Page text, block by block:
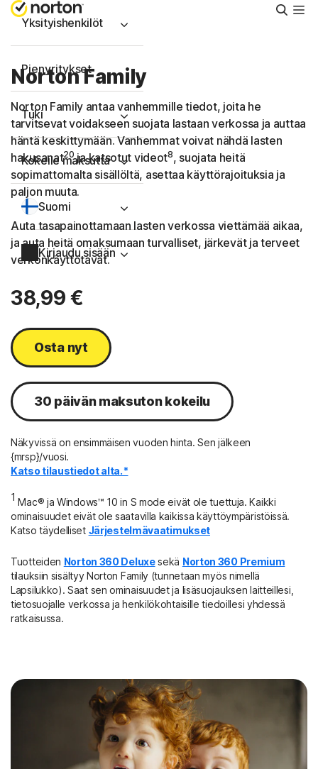
Hae
Yksityishenkilöt
Pienyritykset
Tuki
Kokeile maksutta
Suomi
Kirjaudu sisään
Norton Family
Norton Family antaa vanhemmille tiedot, joita he
tarvitsevat voidakseen suojata lastaan verkossa ja auttaa
häntä keskittymään. Vanhemmat voivat nähdä lasten
hakusanat20 ja katsotut videot8, suojata heitä
sopimattomalta sisällöltä, asettaa käyttörajoituksia ja
paljon muuta.
Auta tasapainottamaan lasten verkossa viettämää aikaa,
ja auta heitä omaksumaan turvalliset, järkevät ja terveet
verkonkäyttötavat.
38,99 €
Osta nyt
30 päivän maksuton kokeilu
Näkyvissä on ensimmäisen vuoden hinta. Sen jälkeen
{mrsp}/vuosi.
Katso tilaustiedot alta.*
1 Mac® ja Windows™ 10 in S mode eivät ole tuettuja. Kaikki
ominaisuudet eivät ole saatavilla kaikissa käyttöympäristöissä.
Katso täydelliset Järjestelmävaatimukset
Tuotteiden Norton 360 Deluxesekä Norton 360 Premium
tilauksiin sisältyy Norton Family (tunnetaan myös nimellä
Lapsilukko). Saat sen ominaisuudet ja lisäsuojauksen laitteillesi,
tietosuojalle verkossa ja henkilökohtaisille tiedoillesi yhdessä
ratkaisussa.